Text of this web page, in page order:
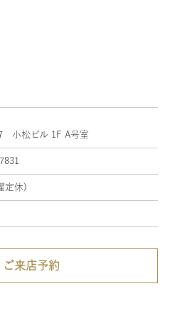
小松ビル 1F A号室
定休)
ご来店予約